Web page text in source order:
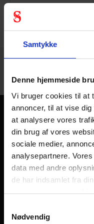
Samtykke
Denne hjemmeside
Vi bruger cookies til at
annoncer, til at vise
at analysere vores
din brug af vores
sociale medier,
analysepartnere.
data med andre
de har indsamlet fra
mere omvores
Nødvendig
Billige
Høreværn er et
brancher. Derfor har vi
det sikrer dig det rette
er nogle af de mest
bluetooth. Alle med
hørelse.